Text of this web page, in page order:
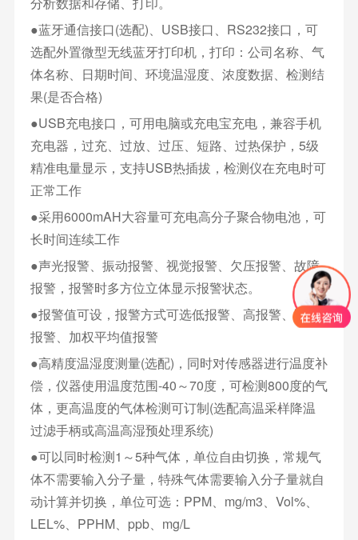
●蓝牙通信接口(选配)、USB接口、RS232接口，可
选配外置微型无线蓝牙打印机，打印：公司名称、气
体名称、日期时间、环境温湿度、浓度数据、检测结
果(是否合格)
●USB充电接口，可用电脑或充电宝充电，兼容手机
充电器，过充、过放、过压、短路、过热保护，5级
精准电量显示，支持USB热插拔，检测仪在充电时可
正常工作
●采用6000mAH大容量可充电高分子聚合物电池，可
长时间连续工作
●声光报警、振动报警、视觉报警、欠压报警、故障
报警，报警时多方位立体显示报警状态。
●报警值可设，报警方式可选低报警、高报警、区间
报警、加权平均值报警
●高精度温湿度测量(选配)，同时对传感器进行温度补
偿，仪器使用温度范围-40～70度，可检测800度的气
体，更高温度的气体检测可订制(选配高温采样降温
过滤手柄或高温高湿预处理系统)
●可以同时检测1～5种气体，单位自由切换，常规气
体不需要输入分子量，特殊气体需要输入分子量就自
动计算并切换，单位可选：PPM、mg/m3、Vol%、
LEL%、PPHM、ppb、mg/L